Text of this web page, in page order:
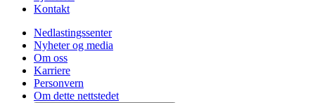
Kontakt
Nedlastingssenter
Nyheter og media
Om oss
Karriere
Personvern
Om dette nettstedet